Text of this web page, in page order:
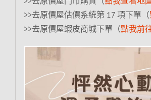
>>去原價屋估價系統第 17 項下單（
>>去原價屋蝦皮商城下單（點我前